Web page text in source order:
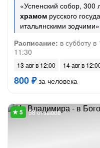
«Успенский собор, 300
храмом русского
итальянскими зодчими»
Расписание: в субботу
11:30
13 авг в 12:00 14 авг в
800 ₽за человека
58 отзывов